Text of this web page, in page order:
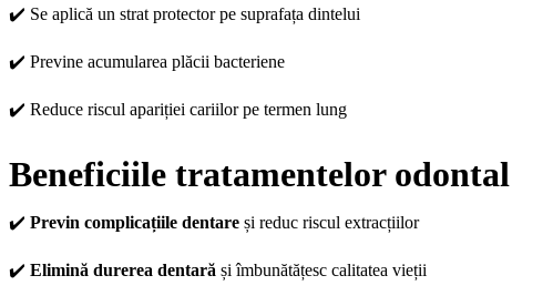
✔️ Se aplică un strat protector pe suprafața dintelui
✔️ Previne acumularea plăcii bacteriene
✔️ Reduce riscul apariției cariilor pe termen lung
Beneficiile tratamentelor odontal
✔️ Previn complicațiile dentare și reduc riscul extracțiilor
✔️ Elimină durerea dentară și îmbunătățesc calitatea vieții